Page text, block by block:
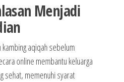
Menjadi
aqiqah sebelum
online membantu keluarga
sehat, memenuhi syarat